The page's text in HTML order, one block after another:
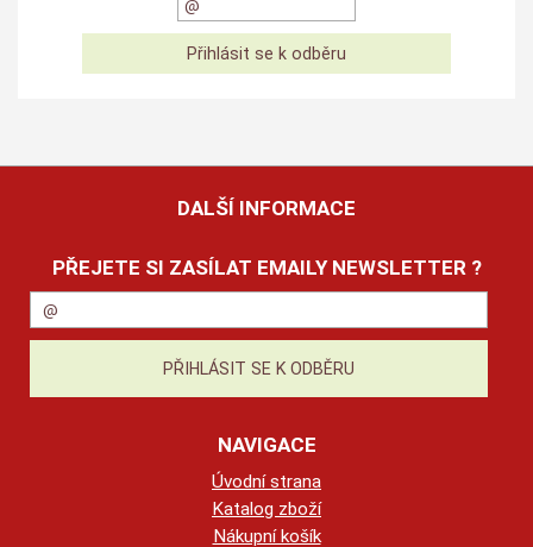
DALŠÍ INFORMACE
PŘEJETE SI ZASÍLAT EMAILY NEWSLETTER ?
NAVIGACE
Úvodní strana
Katalog zboží
Nákupní košík